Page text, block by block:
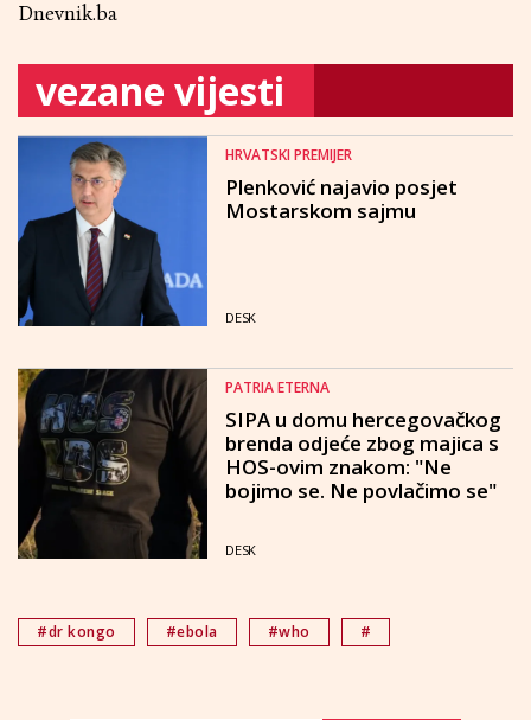
Dnevnik.ba
vezane vijesti
HRVATSKI PREMIJER
Plenković najavio posjet
Mostarskom sajmu
DESK
PATRIA ETERNA
SIPA u domu hercegovačkog
brenda odjeće zbog majica s
HOS-ovim znakom: "Ne
bojimo se. Ne povlačimo se"
DESK
#dr kongo #ebola #who #